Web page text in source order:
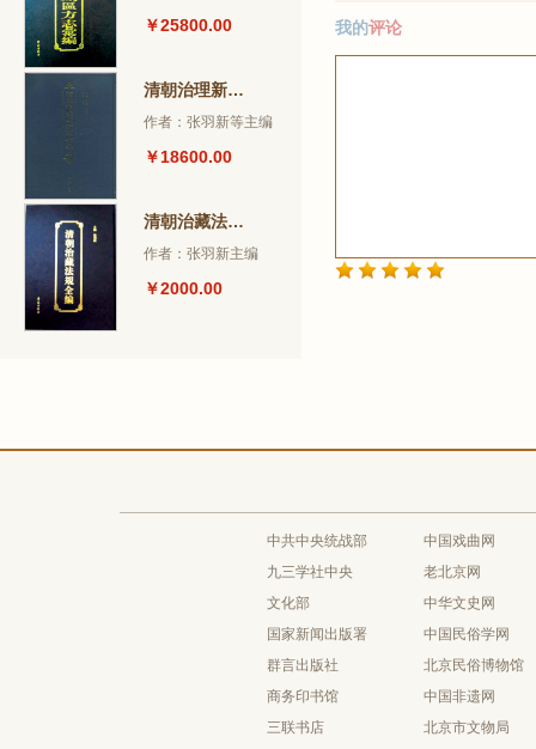
￥25800.00
清朝治理新疆方略汇编
作者：张羽新等主编
￥18600.00
清朝治藏法规全编
作者：张羽新主编
￥2000.00
我的评论
中共中央统战部
九三学社中央
文化部
国家新闻出版署
群言出版社
商务印书馆
三联书店
中国戏曲网
老北京网
中华文史网
中国民俗学网
北京民俗博物馆
中国非遗网
北京市文物局